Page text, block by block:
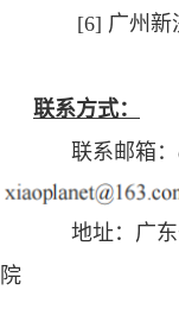
[6] 广州新
联系方式：
联系邮箱：
地址：广东省
院